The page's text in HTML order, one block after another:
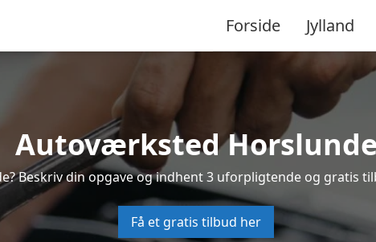
Forside Jylland
Autoværksted
Beskriv din opgave og indhent 3 uforpligtende og gratis
Få et gratis tilbud her